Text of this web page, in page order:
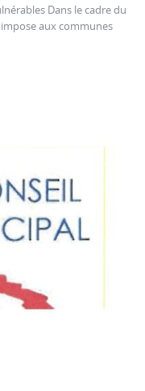
Dans le cadre du
aux communes